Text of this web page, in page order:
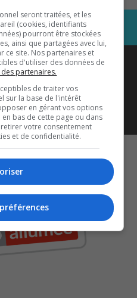
est diffusé
1033 HD2
aussi sur…
seront traitées, et les
(cookies, identifiants
pourront être stockées
ainsi que partagées avec lui,
ce site. Nos partenaires et
d'utiliser des données de
des partenaires.
de traiter vos
sur la base de l'intérêt
en gérant vos options
en bas de cette page ou dans
votre consentement
et de confidentialité.